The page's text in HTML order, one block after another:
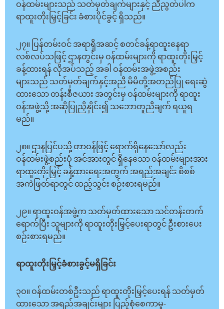
ဝန်ထမ်းများသည် သတ်မှတ်ချက်များနှင့် ညီညွတ်ပါက
ရာထူးတိုးမြှင့်ခြင်း ခံစားပိုင်ခွင့် ရှိသည်။
၂၇။ ပြန်တမ်းဝင် အရာရှိအဆင့် စတင်ခန့်ရာထူးနေရာ
လစ်လပ်သဖြင့် ဌာနတွင်းမှ ဝန်ထမ်းများကို ရာထူးတိုးမြှင့်
ခန့်ထားရန် လိုအပ်သည့် အခါ ဝန်ထမ်းအဖွဲ့အစည်း
များသည် သတ်မှတ်ချက်နှင့်အညီ မိမိတို့အတည်ပြု ရေးဆွဲ
ထားသော တန်းစီဇယား အတွင်းမှ ဝန်ထမ်းများကို ရာထူး
ဝန်အဖွဲ့သို့ အဆိုပြုညှိနှိုင်း၍ သဘောတူညီချက် ရယူရ
မည်။
၂၈။ ဌာနပြင်ပသို့ တာဝန်ဖြင့် ရောက်ရှိနေသော်လည်း
ဝန်ထမ်းဖွဲ့စည်းပုံ အင်အားတွင် ရှိနေသော ဝန်ထမ်းများအား
ရာထူးတိုးမြှင့် ခန့်ထားရေးအတွက် အရည်အချင်း စိစစ်
အကဲဖြတ်ရာတွင် ထည့်သွင်း စဉ်းစားရမည်။
၂၉။ ရာထူးဝန်အဖွဲ့က သတ်မှတ်ထားသော သင်တန်းတက်
ရောက်ပြီး သူများကို ရာထူးတိုးမြှင့်ပေးရာတွင် ဦးစားပေး
စဉ်းစားရမည်။
ရာထူးတိုးမြှင့်ခံစားခွင့်မရှိခြင်း
၃ဝ။ ဝန်ထမ်းတစ်ဦးသည် ရာထူးတိုးမြှင့်ပေးရန် သတ်မှတ်
ထားသော အရည်အချင်းများ ပြည့်စုံစေကာမူ-